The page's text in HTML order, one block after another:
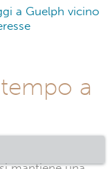
a Guelph vicino
a